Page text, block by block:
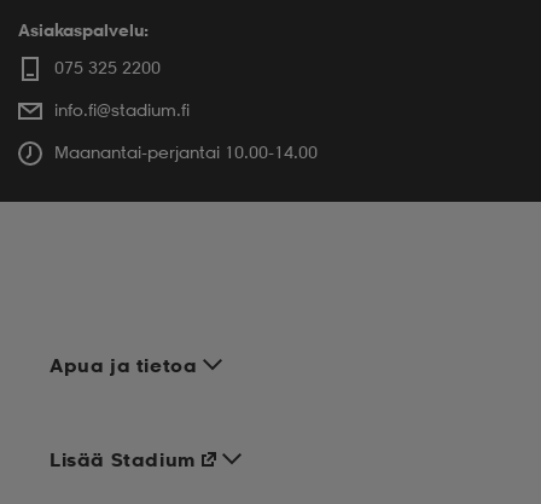
Asiakaspalvelu:
075 325 2200
info.fi@stadium.fi
Maanantai-perjantai 10.00-14.00
Apua ja tietoa
Lisää Stadium